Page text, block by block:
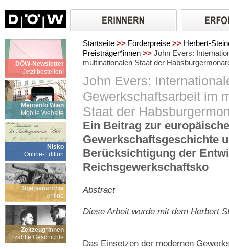
DÖW-Newsletter
Jetzt bestellen!
Memento Wien
Mobile Website
Nisko
Online-Edition
Spanienarchiv
online
Zeitzeug*innen
Erzählte Geschichte
Startseite >> Förderpreise >> Herbert-
Preisträger*innen >> John Evers:
multinationalen Staat der
John Evers:
Gewerkschaftsarbeit im
Staat der
Ein Beitrag zur
Gewerkschaftsgeschichte
Berücksichtigung der
Reichsgewerkschaftsko
Abstract
Diese Arbeit wurde mit dem Herbert
Das Einsetzen der modernen